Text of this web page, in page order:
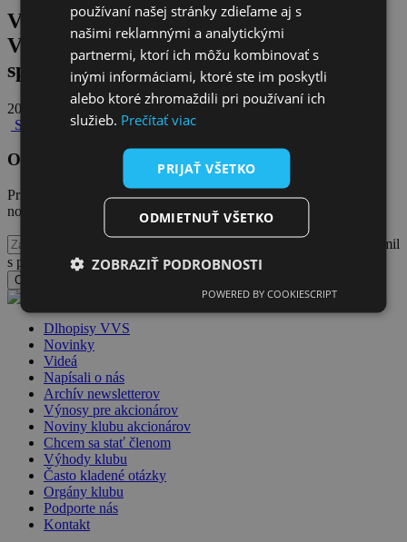
Vznikol Klub akcionárov
Východoslovenskej vodárenskej
spoločnosti
20. septembra 2024
Späť na všetky novinky
Odoberajte naše novinky
Prihláste sa na odber
noviniek Klubu akcionárov VVS
Potvrdzujem, že som sa oboznámil
s podmienkami spracúvania a nakladania s osobnými údajmi
Odoslať formulár
Dlhopisy VVS
Novinky
Videá
Napísali o nás
Archív newsletterov
Výnosy pre akcionárov
Noviny klubu akcionárov
Chcem sa stať členom
Výhody klubu
Často kladené otázky
Orgány klubu
Podporte nás
Kontakt
používaní našej stránky zdieľame aj s
našimi reklamnými a analytickými
partnermi, ktorí ich môžu kombinovať s
inými informáciami, ktoré ste im poskytli
alebo ktoré zhromaždili pri používaní ich
služieb. Prečítať viac
PRIJAŤ VŠETKO
ODMIETNUŤ VŠETKO
ZOBRAZIŤ PODROBNOSTI
POWERED BY COOKIESCRIPT